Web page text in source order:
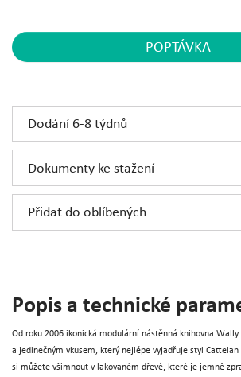
POPTÁVKA
Přidat do oblíbených
Dokumenty ke stažení
Dodání 6-8 týdnů
Popis a technické
Od roku 2006 ikonická modulární nástěnná knihovna
a jedinečným vkusem, který nejlépe vyjadřuje styl
si můžete všimnout v lakovaném dřevě, které je jemně